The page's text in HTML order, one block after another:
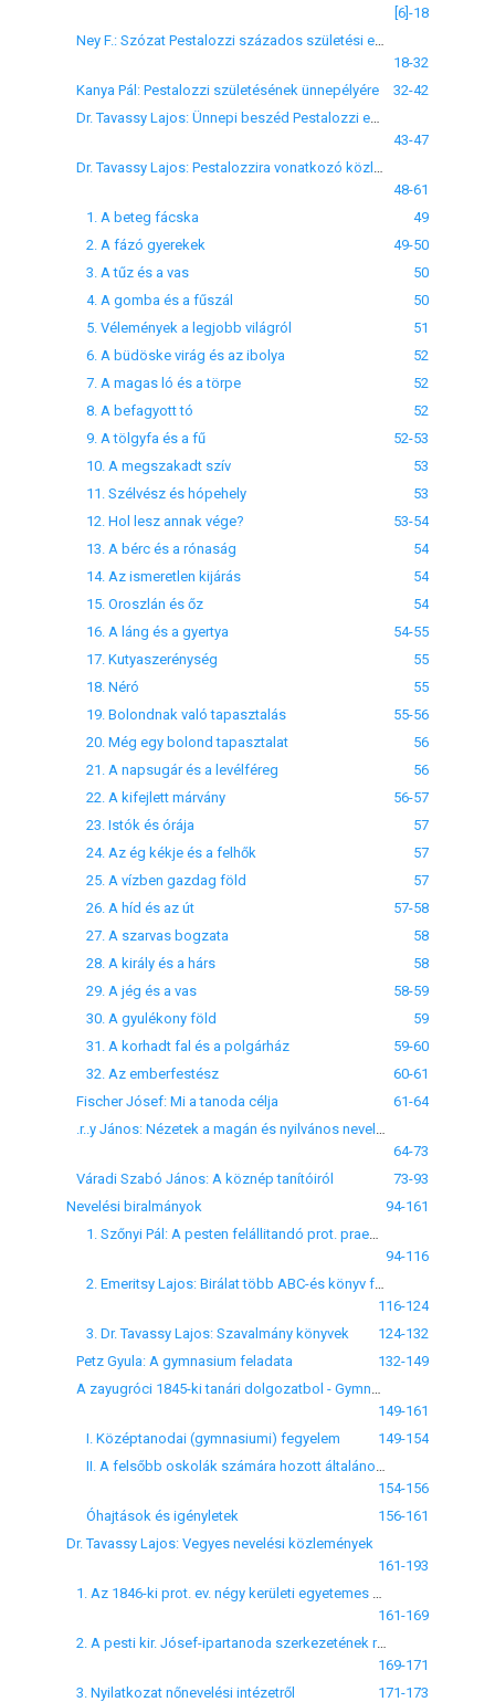
[6]-18
18-32
Kanya Pál: Pestalozzi születésének ünnepélyére
32-42
43-47
48-61
1. A beteg fácska
49
2. A fázó gyerekek
49-50
3. A tűz és a vas
50
4. A gomba és a fűszál
50
5. Vélemények a legjobb világról
51
6. A büdöske virág és az ibolya
52
7. A magas ló és a törpe
52
8. A befagyott tó
52
9. A tölgyfa és a fű
52-53
10. A megszakadt szív
53
11. Szélvész és hópehely
53
12. Hol lesz annak vége?
53-54
13. A bérc és a rónaság
54
14. Az ismeretlen kijárás
54
15. Oroszlán és őz
54
16. A láng és a gyertya
54-55
17. Kutyaszerénység
55
18. Néró
55
19. Bolondnak való tapasztalás
55-56
20. Még egy bolond tapasztalat
56
21. A napsugár és a levélféreg
56
22. A kifejlett márvány
56-57
23. Istók és órája
57
24. Az ég kékje és a felhők
57
25. A vízben gazdag föld
57
26. A híd és az út
57-58
27. A szarvas bogzata
58
28. A király és a hárs
58
29. A jég és a vas
58-59
30. A gyulékony föld
59
31. A korhadt fal és a polgárház
59-60
32. Az emberfestész
60-61
Fischer Jósef: Mi a tanoda célja
61-64
64-73
Váradi Szabó János: A köznép tanítóiról
73-93
Nevelési biralmányok
94-161
94-116
116-124
3. Dr. Tavassy Lajos: Szavalmány könyvek
124-132
Petz Gyula: A gymnasium feladata
132-149
149-161
I. Középtanodai (gymnasiumi) fegyelem
149-154
154-156
Óhajtások és igényletek
156-161
Dr. Tavassy Lajos: Vegyes nevelési közlemények
161-193
161-169
2. A pesti kir. Jósef-ipartanoda szerkezetének rövid vázlata
169-171
3. Nyilatkozat nőnevelési intézetről
171-173